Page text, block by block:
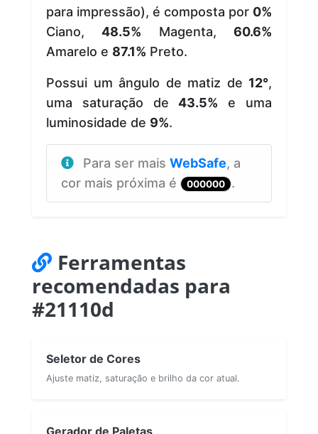
para impressão), é composta por 0%
Ciano,48.5% Magenta,60.6%
Amarelo e 87.1% Preto.
Possui um ângulo de matiz de 12°,
uma saturação de43.5% e uma
luminosidade de 9%.
Para ser mais WebSafe, a
cor mais próxima é
000000 .
Ferramentas
recomendadas para
#21110d
Seletor de Cores
Ajuste matiz, saturação e brilho da cor atual.
Gerador de Paletas